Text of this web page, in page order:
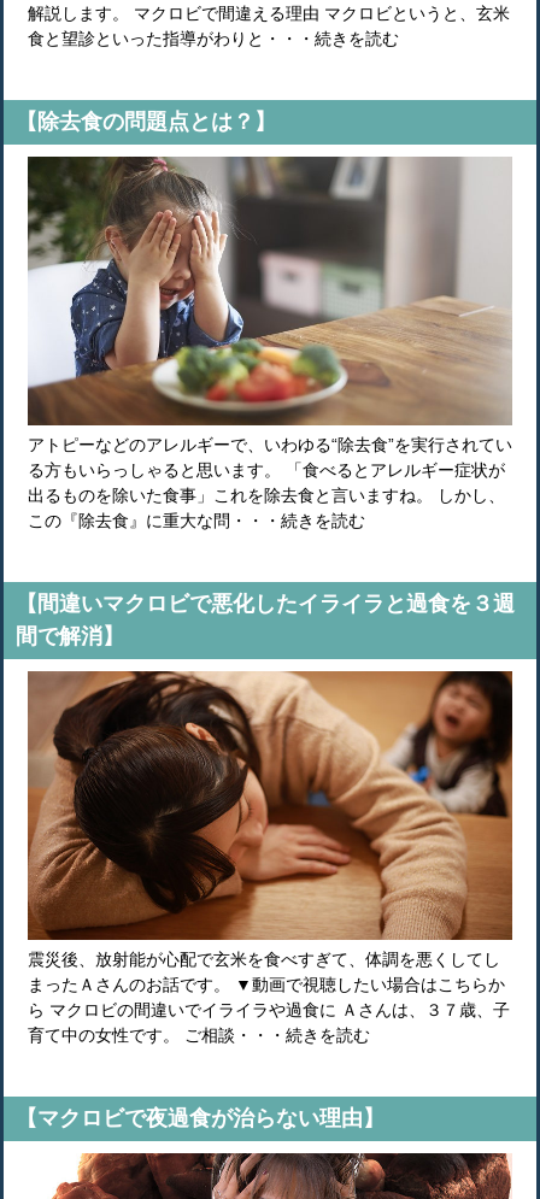
解説します。 マクロビで間違える理由 マクロビというと、玄米
食と望診といった指導がわりと・・・続きを読む
【除去食の問題点とは？】
アトピーなどのアレルギーで、いわゆる“除去食”を実行されてい
る方もいらっしゃると思います。 「食べるとアレルギー症状が
出るものを除いた食事」これを除去食と言いますね。 しかし、
この『除去食』に重大な問・・・続きを読む
【間違いマクロビで悪化したイライラと過食を３週
間で解消】
震災後、放射能が心配で玄米を食べすぎて、体調を悪くしてし
まったＡさんのお話です。 ▼動画で視聴したい場合はこちらか
ら マクロビの間違いでイライラや過食に Ａさんは、３７歳、子
育て中の女性です。 ご相談・・・続きを読む
【マクロビで夜過食が治らない理由】